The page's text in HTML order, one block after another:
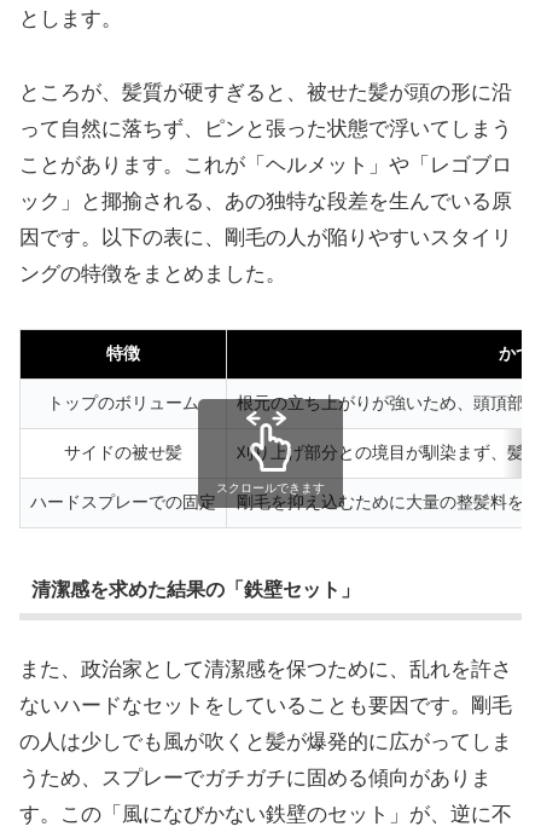
とします。
ところが、髪質が硬すぎると、被せた髪が頭の形に沿
って自然に落ちず、ピンと張った状態で浮いてしまう
ことがあります。これが「ヘルメット」や「レゴブロ
ック」と揶揄される、あの独特な段差を生んでいる原
因です。以下の表に、剛毛の人が陥りやすいスタイリ
ングの特徴をまとめました。
特徴 かつ
トップのボリューム 根元の立ち上がりが強いため、頭頂部
サイドの被せ髪 刈り上げ部分との境目が馴染まず、髪
ハードスプレーでの固定 剛毛を抑え込むために大量の整髪料を
スクロールできます
清潔感を求めた結果の「鉄壁セット」
また、政治家として清潔感を保つために、乱れを許さ
ないハードなセットをしていることも要因です。剛毛
の人は少しでも風が吹くと髪が爆発的に広がってしま
うため、スプレーでガチガチに固める傾向がありま
す。この「風になびかない鉄壁のセット」が、逆に不